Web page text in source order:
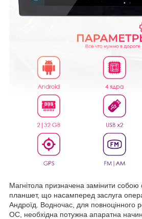
Магнітола призначена замінити
планшет, що насамперед заслуга
Андроїд. Водночас, для повноцінного
ОС, необхідна потужна апаратна